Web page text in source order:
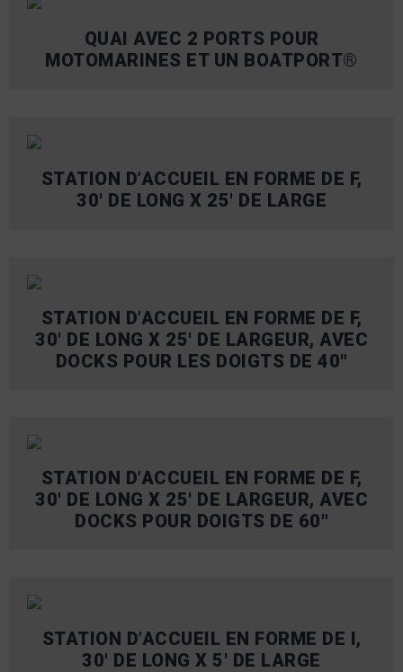
QUAI AVEC 2 PORTS POUR
MOTOMARINES ET UN BOATPORT®
STATION D’ACCUEIL EN FORME DE F,
30′ DE LONG X 25′ DE LARGE
STATION D’ACCUEIL EN FORME DE F,
30′ DE LONG X 25′ DE LARGEUR, AVEC
DOCKS POUR LES DOIGTS DE 40"
STATION D’ACCUEIL EN FORME DE F,
30′ DE LONG X 25′ DE LARGEUR, AVEC
DOCKS POUR DOIGTS DE 60"
STATION D’ACCUEIL EN FORME DE I,
30′ DE LONG X 5′ DE LARGE